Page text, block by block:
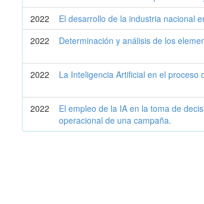
2022
El desarrollo de la industria nacional
2022
Determinación y análisis de los
2022
La Inteligencia Artificial en el
2022
El empleo de la IA en la toma de
operacional de una campaña.